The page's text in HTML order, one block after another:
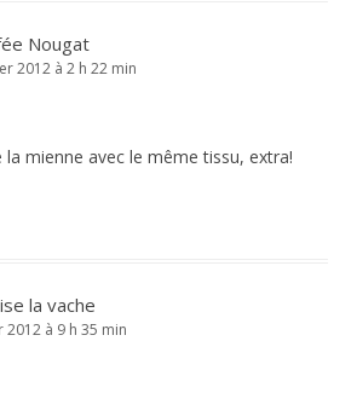
Nougat
2012 à 2 h 22 min
mienne avec le même tissu, extra!
la vache
2012 à 9 h 35 min